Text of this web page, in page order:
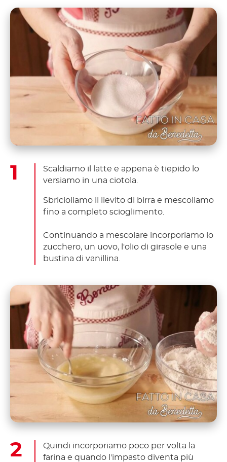
Scaldiamo il latte e appena è tiepido lo
versiamo in una ciotola.
Sbricioliamo il lievito di birra e mescoliamo
fino a completo scioglimento.
Continuando a mescolare incorporiamo lo
zucchero, un uovo, l'olio di girasole e una
bustina di vanillina.
Quindi incorporiamo poco per volta la
farina e quando l'impasto diventa più